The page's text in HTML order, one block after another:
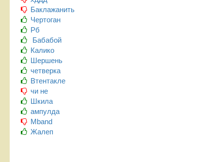
Баклажанить
Чертоган
Рб
Бабабой
Калико
Шершень
четверка
Втентакле
чи не
Шкила
ампулда
Mband
Жалеп